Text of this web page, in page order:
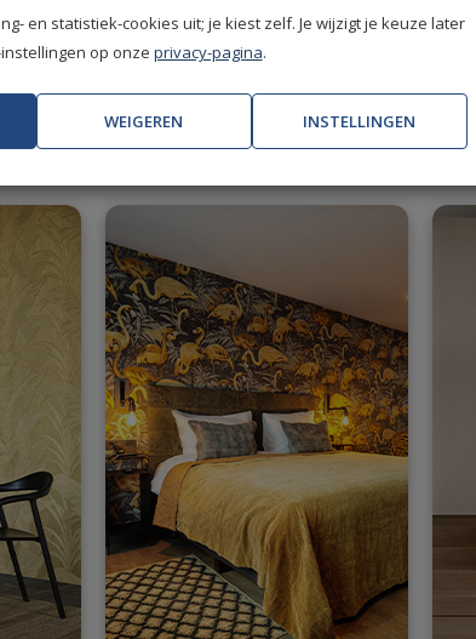
Bekijk het programma.
en statistiek-cookies uit; je kiest zelf. Je wijzigt je keuze later
op onze privacy-pagina.
WEIGEREN INSTELLINGEN